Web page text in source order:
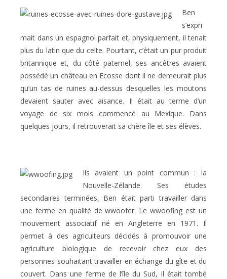
Ben
s’expri
mait dans un espagnol parfait et, physiquement, il tenait
plus du latin que du celte. Pourtant, c’était un pur produit
britannique et, du côté paternel, ses ancêtres avaient
possédé un château en Ecosse dont il ne demeurait plus
qu’un tas de ruines au-dessus desquelles les moutons
devaient sauter avec aisance. Il était au terme d’un
voyage de six mois commencé au Mexique. Dans
quelques jours, il retrouverait sa chère île et ses élèves.
Ils avaient un point commun : la
Nouvelle-Zélande. Ses études
secondaires terminées, Ben était parti travailler dans
une ferme en qualité de wwoofer. Le wwoofing est un
mouvement associatif né en Angleterre en 1971. Il
permet à des agriculteurs décidés à promouvoir une
agriculture biologique de recevoir chez eux des
personnes souhaitant travailler en échange du gîte et du
couvert. Dans une ferme de l’île du Sud, il était tombé